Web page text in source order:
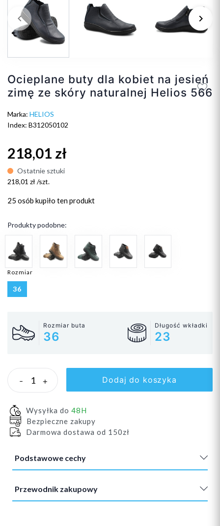
Poprzedni
keyboard_arrow_left keyboard_arrow_right
Ocieplane buty dla kobiet na jesień
zimę ze skóry naturalnej Helios 566
Marka: HELIOS
Index: B312050102
218,01 zł
Ostatnie sztuki
218,01 zł /szt.
25 osób kupiło ten produkt
Produkty podobne:
Rozmiar
36
Rozmiar buta
36
Długość wkładki
23
- + Dodaj do koszyka
Wysyłka do 48H
Bezpieczne zakupy
Darmowa dostawa od 150zł
Podstawowe cechy
Przewodnik zakupowy